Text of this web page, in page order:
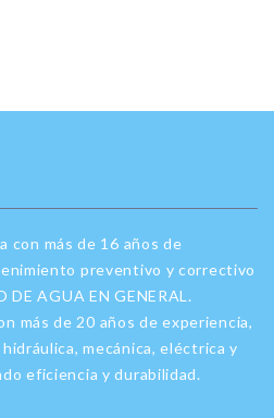
con más de 16 años de
preventivo y correctivo
DE AGUA EN GENERAL.
más de 20 años de experiencia,
mecánica, eléctrica y
eficiencia y durabilidad.